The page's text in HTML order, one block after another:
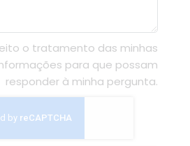
o tratamento das minhas
para que possam
responder à minha pergunta.